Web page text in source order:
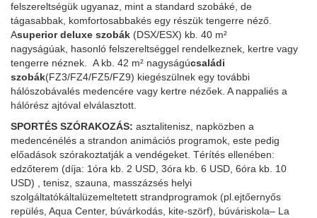
felszereltségük ugyanaz, mint a standard szobáké, de
tágasabbak, komfortosabbakés egy részük tengerre néző.
Asuperior deluxe szobák (DSX/ESX) kb. 40 m²
nagyságúak, hasonló felszereltséggel rendelkeznek, kertre vagy
tengerre néznek. A kb. 42 m² nagyságúcsaládi
szobák(FZ3/FZ4/FZ5/FZ9) kiegészülnek egy további
hálószobávalés medencére vagy kertre nézőek. A nappaliés a
hálórész ajtóval elválasztott.
SPORTÉS SZÓRAKOZÁS: asztalitenisz, napközben a
medencénélés a strandon animációs programok, este pedig
előadások szórakoztatják a vendégeket. Térítés ellenében:
edzőterem (díja: 1óra kb. 2 USD, 3óra kb. 6 USD, 6óra kb. 10
USD) , tenisz, szauna, masszázsés helyi
szolgáltatókáltalüzemeltetett strandprogramok (pl.ejtőernyős
repülés, Aqua Center, búvárkodás, kite-szörf), búváriskola– La